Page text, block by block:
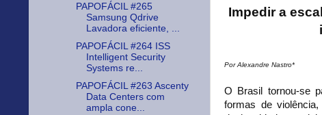
Impedir a
Por Alexandre Nastro*
O Brasil tornou-se
formas de
PAPOFÁCIL #265
Samsung Qdrive
Lavadora eficiente, ...
PAPOFÁCIL #264 ISS
Intelligent Security
Systems re...
PAPOFÁCIL #263 Ascenty
Data Centers com
ampla cone...